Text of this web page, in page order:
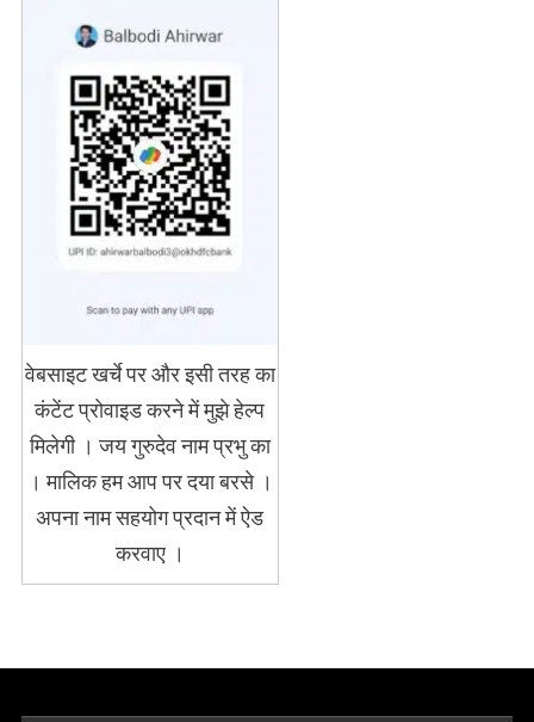
वेबसाइट खर्चे पर और इसी तरह का
कंटेंट प्रोवाइड करने में मुझे हेल्प
मिलेगी । जय गुरुदेव नाम प्रभु का
। मालिक हम आप पर दया बरसे ।
अपना नाम सहयोग प्रदान में ऐड
करवाए ।